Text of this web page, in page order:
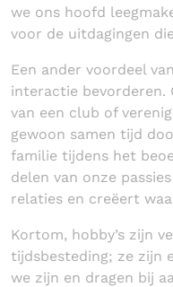
we ons hoofd
voor de uitdagingen
Een ander voordeel
interactie bevorderen.
van een club of
gewoon samen tijd
familie tijdens het
delen van onze
relaties en creëert
Kortom, hobby’s zijn
tijdsbesteding; ze zijn
we zijn en dragen bij